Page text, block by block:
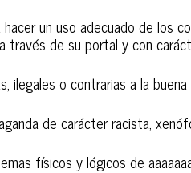
hacer un uso adecuado de
través de su portal y con
ilegales o contrarias a la
de carácter racista,
físicos y lógicos de